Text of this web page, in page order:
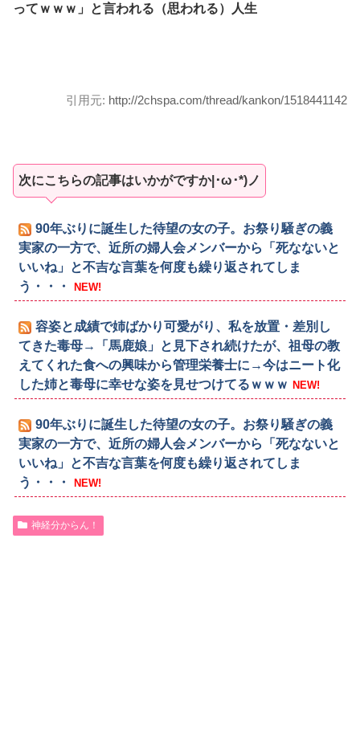
ってｗｗｗ」と言われる（思われる）人生
引用元: http://2chspa.com/thread/kankon/1518441142
次にこちらの記事はいかがですか|･ω･*)ノ
90年ぶりに誕生した待望の女の子。お祭り騒ぎの義
実家の一方で、近所の婦人会メンバーから「死なないと
いいね」と不吉な言葉を何度も繰り返されてしま
う・・・
NEW!
容姿と成績で姉ばかり可愛がり、私を放置・差別し
てきた毒母→「馬鹿娘」と見下され続けたが、祖母の教
えてくれた食への興味から管理栄養士に→今はニート化
した姉と毒母に幸せな姿を見せつけてるｗｗｗ NEW!
90年ぶりに誕生した待望の女の子。お祭り騒ぎの義
実家の一方で、近所の婦人会メンバーから「死なないと
いいね」と不吉な言葉を何度も繰り返されてしま
う・・・
NEW!
神経分からん！